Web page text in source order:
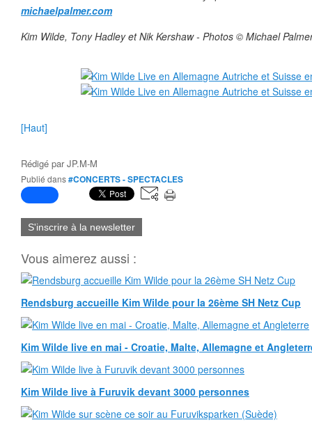
michaelpalmer.com
Kim Wilde, Tony Hadley et Nik Kershaw - Photos © Michael
[Haut]
Rédigé parJP.M-M
Publié dans#CONCERTS - SPECTACLES
S'inscrire à la newsletter
Vous aimerez aussi :
Rendsburg accueille Kim Wilde pour la 26ème SH Netz Cup
Kim Wilde live en mai - Croatie, Malte, Allemagne et
Kim Wilde live à Furuvik devant 3000 personnes